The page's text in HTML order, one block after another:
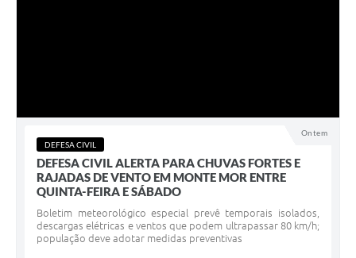
Ontem
DEFESA CIVIL
DEFESA CIVIL ALERTA PARA CHUVAS FORTES E
RAJADAS DE VENTO EM MONTE MOR ENTRE
QUINTA-FEIRA E SÁBADO
Boletim meteorológico especial prevê temporais isolados,
descargas elétricas e ventos que podem ultrapassar 80 km/h;
população deve adotar medidas preventivas